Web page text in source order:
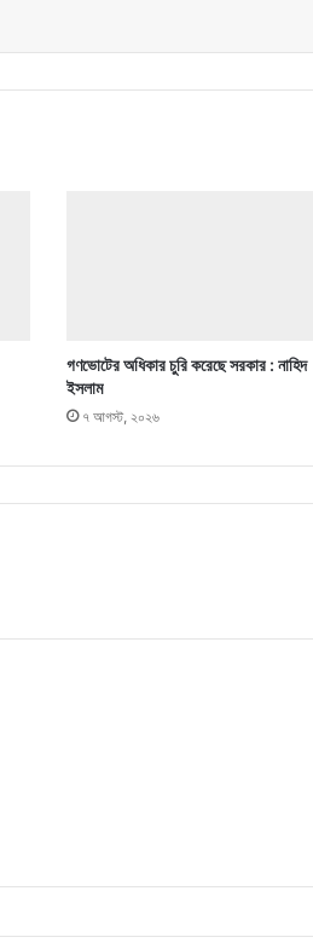
গণভোটের অধিকার চুরি করেছে সরকার : নাহিদ
ইসলাম
৭ আগস্ট, ২০২৬